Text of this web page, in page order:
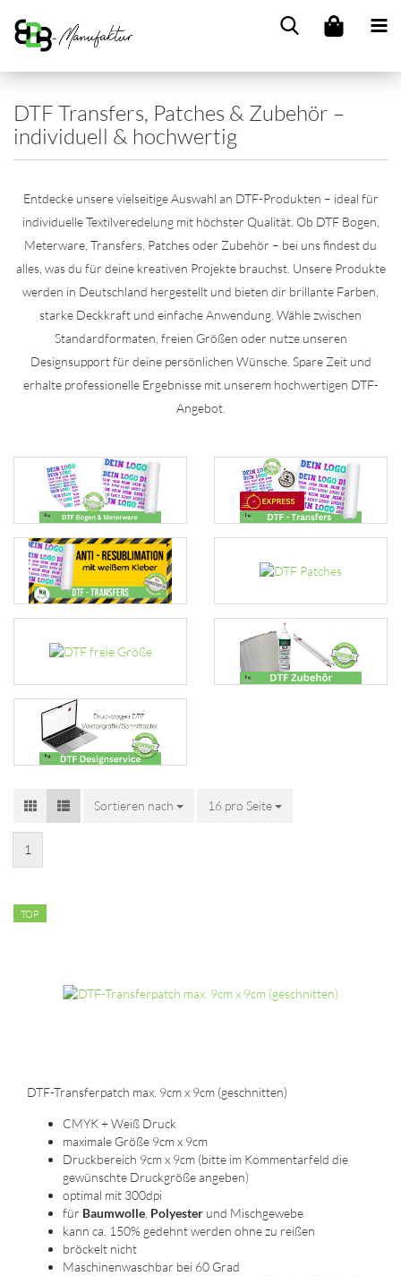
DTF Transfers, Patches & Zubehör –
individuell & hochwertig
Entdecke unsere vielseitige Auswahl an DTF-Produkten – ideal für
individuelle Textilveredelung mit höchster Qualität. Ob DTF Bogen,
Meterware, Transfers, Patches oder Zubehör – bei uns findest du
alles, was du für deine kreativen Projekte brauchst. Unsere Produkte
werden in Deutschland hergestellt und bieten dir brillante Farben,
starke Deckkraft und einfache Anwendung. Wähle zwischen
Standardformaten, freien Größen oder nutze unseren
Designsupport für deine persönlichen Wünsche. Spare Zeit und
erhalte professionelle Ergebnisse mit unserem hochwertigen DTF-
Angebot.
Sortieren nach
Sortieren nach 16 pro Seite
pro Seite
1
TOP
DTF-Transferpatch max. 9cm x 9cm (geschnitten)
CMYK + Weiß Druck
maximale Größe 9cm x 9cm
Druckbereich 9cm x 9cm (bitte im Kommentarfeld die
gewünschte Druckgröße angeben)
optimal mit 300dpi
für Baumwolle Polyester und Mischgewebe
kann ca. 150% gedehnt werden ohne zu reißen
bröckelt nicht
Maschinenwaschbar bei 60 Grad